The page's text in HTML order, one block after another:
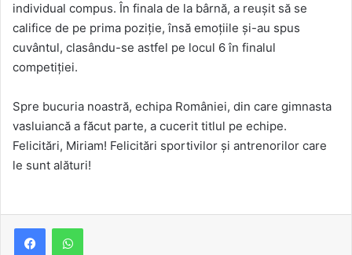
individual compus. În finala de la bârnă, a reușit să se
califice de pe prima poziție, însă emoțiile și-au spus
cuvântul, clasându-se astfel pe locul 6 în finalul
competiției.
Spre bucuria noastră, echipa României, din care gimnasta
vasluiancă a făcut parte, a cucerit titlul pe echipe.
Felicitări, Miriam! Felicitări sportivilor și antrenorilor care
le sunt alături!